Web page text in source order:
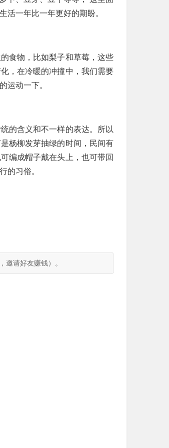
活一年比一年更好的期盼。
食物，比如梨子和草莓，这些
，在冷暖的冲撞中，我们需要
运动一下。
的含义和不一样的表达。所以
杨柳发芽抽绿的时间，民间有
编成帽子戴在头上，也可带回
的习俗。
邀请好友赚钱）。